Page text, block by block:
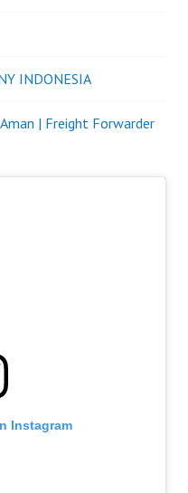
INDONESIA
| Freight Forwarder
Instagram